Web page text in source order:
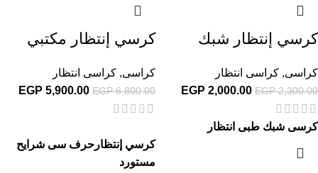
كرسي إنتظار شبك
كراسى, كراسى انتظار
EGP2,300.00
EGP 2,000.00
كرسى شبك طبى انتظار
كرسي إنتظار مكتبي
كراسى, كراسى انتظار
EGP6,800.00
EGP 5,900.00
كرسي إنتظارحرف سى شرايح
مستورد